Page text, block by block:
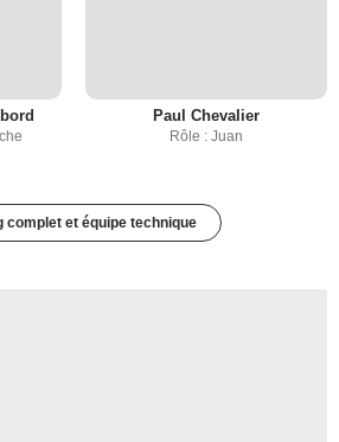
Paul Chevalier
Rôle : Juan
complet et équipe technique